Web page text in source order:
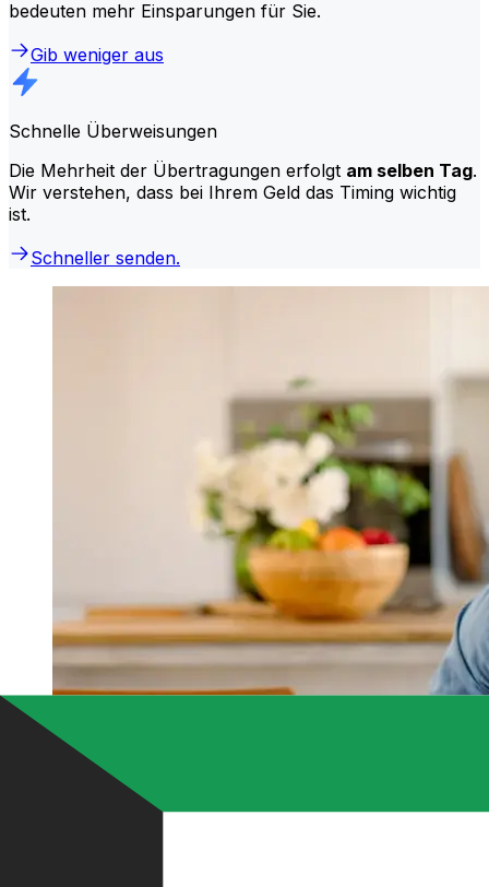
bedeuten mehr Einsparungen für Sie.
Gib weniger aus
Schnelle Überweisungen
Die Mehrheit der Übertragungen erfolgt am selben Tag.
Wir verstehen, dass bei Ihrem Geld das Timing wichtig
ist.
Schneller senden.